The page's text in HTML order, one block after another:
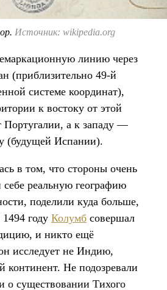
Источник: wikipedia.org
линию через
(приблизительно 49-й
системе координат),
к востоку от этой
Португалии, а к западу —
(будущей Испании).
в том, что стороны очень
себе реальную географию
поделили куда больше,
году Колумб совершал
и никто ещё
исследует не Индию,
континент. Не подозревали
о существовании Тихого